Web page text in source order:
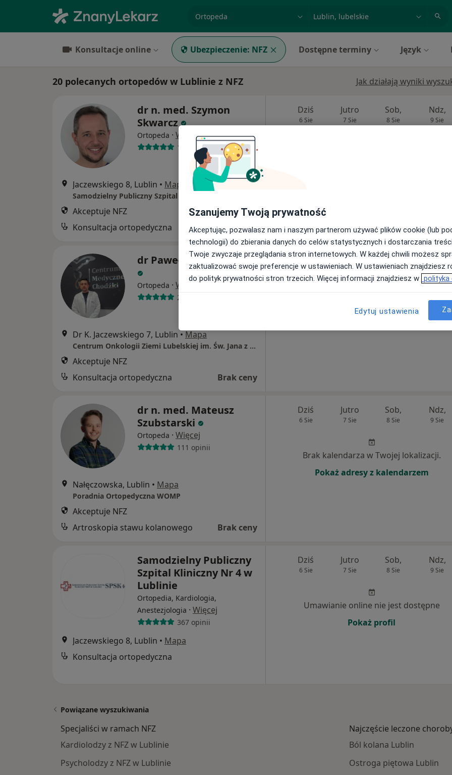
Konsultacje online Ubezpieczenie: NFZ Dostępne terminy Język
20 polecanych ortopedów w Lublinie z NFZ Jak działają wyniki
dr n. med. Szymon
Skwarcz
Ortopeda · Więcej
16 opinii
Jaczewskiego 8, Lublin • Mapa
Akceptuje NFZ
Konsultacja ortopedyczna
Brak ceny
Dziś
6 Sie
Jutro
7 Sie
Sob,
8 Sie
Ndz,
9 Sie
dr Paweł Andrzejewicz
Ortopeda · Więcej
258 opinii
Dr K. Jaczewskiego 7, Lublin • Mapa
Centrum Onkologii Ziemi Lubelskiej im. Św. Jana z Dukli Samodzielny Publiczny, ODDZIAŁ ORTOPEDII
Akceptuje NFZ
Konsultacja ortopedyczna
Brak ceny
Dziś
6 Sie
Jutro
7 Sie
Sob,
8 Sie
Ndz,
9 Sie
Pokaż adresy z kalendarzem
dr n. med. Mateusz
Szubstarski
Ortopeda · Więcej
111 opinii
Nałęczowska, Lublin • Mapa
Poradnia Ortopedyczna WOMP
Akceptuje NFZ
Artroskopia stawu kolanowego
Brak ceny
Dziś
6 Sie
Jutro
7 Sie
Sob,
8 Sie
Ndz,
9 Sie
Brak kalendarza w Twojej lokalizacji.
Pokaż adresy z kalendarzem
Samodzielny Publiczny
Szpital Kliniczny Nr 4 w
Lublinie
Ortopedia, Kardiologia,
Anestezjologia · Więcej
367 opinii
Jaczewskiego 8, Lublin • Mapa
Konsultacja ortopedyczna
Dziś
6 Sie
Jutro
7 Sie
Sob,
8 Sie
Ndz,
9 Sie
Umawianie online nie jest dostępne
Pokaż profil
Powiązane wyszukiwania
Specjaliści w ramach NFZ
Kardiolodzy z NFZ w Lublinie
Psycholodzy z NFZ w Lublinie
Najczęście leczone
Ból kolana Lublin
Ostroga piętowa Lublin
Szanujemy Twoją prywatność
Akceptując, pozwalasz nam i naszym partnerom używać plików cookie (lub
technologii) do zbierania danych do celów statystycznych i dostarczania
Twoje zwyczaje przeglądania stron internetowych. W każdej chwili możesz
zaktualizować swoje preferencje w ustawieniach. W ustawieniach znajdziesz
do polityk prywatności stron trzecich. Więcej informacji znajdziesz w polityka
Edytuj ustawienia